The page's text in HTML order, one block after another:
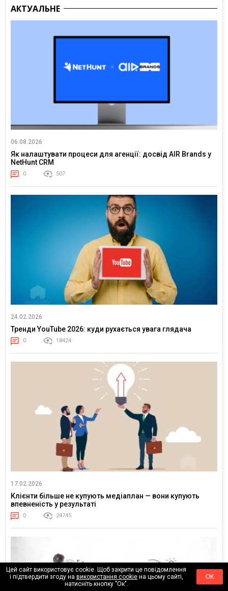
АКТУАЛЬНЕ
06.08.2026
Як налаштувати процеси для агенції: досвід AIR Brands у
NetHunt CRM
0 507
24.02.2026
Тренди YouTube 2026: куди рухається увага глядача
0 18424
17.02.2026
Клієнти більше не купують медіаплан — вони купують
впевненість у результаті
0 24745
Цей сайт використовує cookie. Щоб закрити це повідомлення
і підтвердити згоду на використання cookieна цьому сайті,
натисніть кнопку "Ок".
ОК